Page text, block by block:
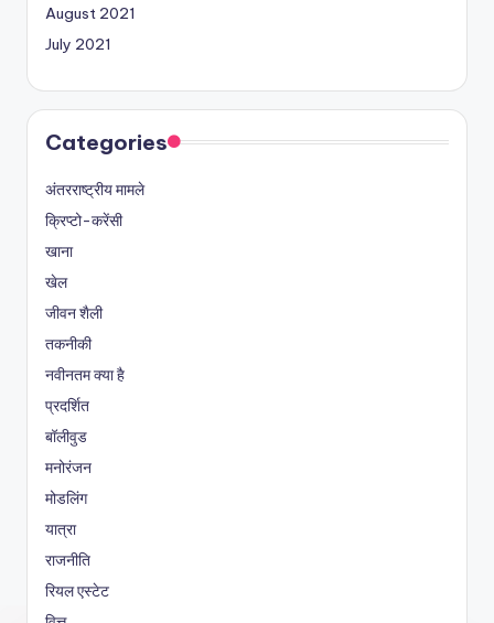
August 2021
July 2021
Categories
अंतरराष्ट्रीय मामले
क्रिप्टो-करेंसी
खाना
खेल
जीवन शैली
तकनीकी
नवीनतम क्या है
प्रदर्शित
बॉलीवुड
मनोरंजन
मोडलिंग
यात्रा
राजनीति
रियल एस्टेट